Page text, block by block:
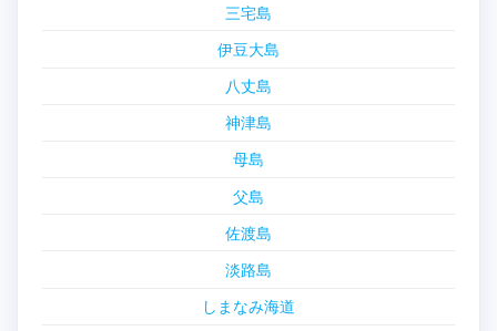
三宅島
伊豆大島
八丈島
神津島
母島
父島
佐渡島
淡路島
しまなみ海道